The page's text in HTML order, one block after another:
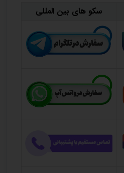
سکو های بین المللی